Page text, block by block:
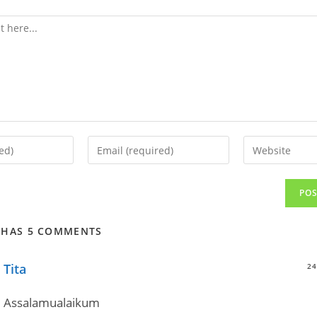
Enter
your
comment
Enter
your
5 COMMENTS
Tita
Assalamualaikum